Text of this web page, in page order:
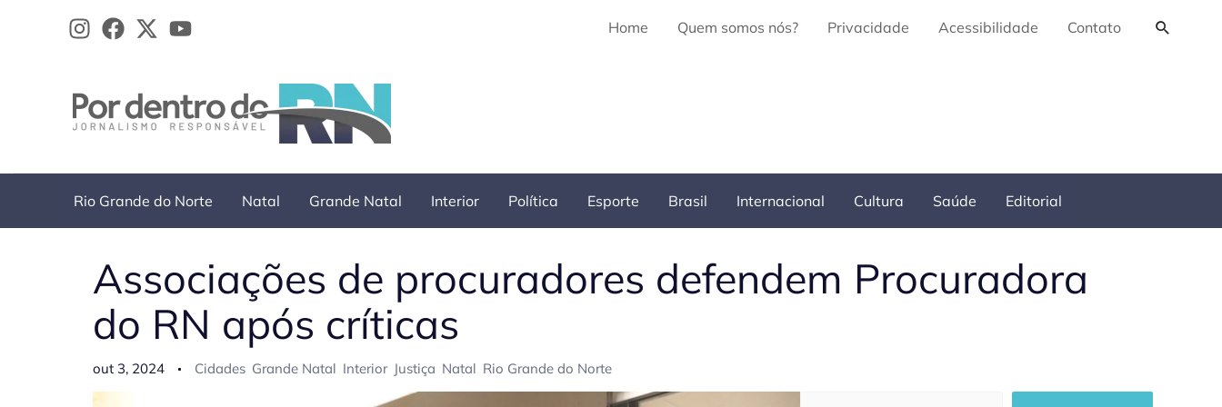
Home Quem somos nós? Privacidade Acessibilidade Contato
Rio Grande do Norte Natal Grande Natal Interior Política Esporte Brasil Internacional Cultura Saúde Editorial
Associações de procuradores defendem Procuradora
do RN após críticas
out 3, 2024 Cidades Grande Natal Interior Justiça Natal Rio Grande do Norte